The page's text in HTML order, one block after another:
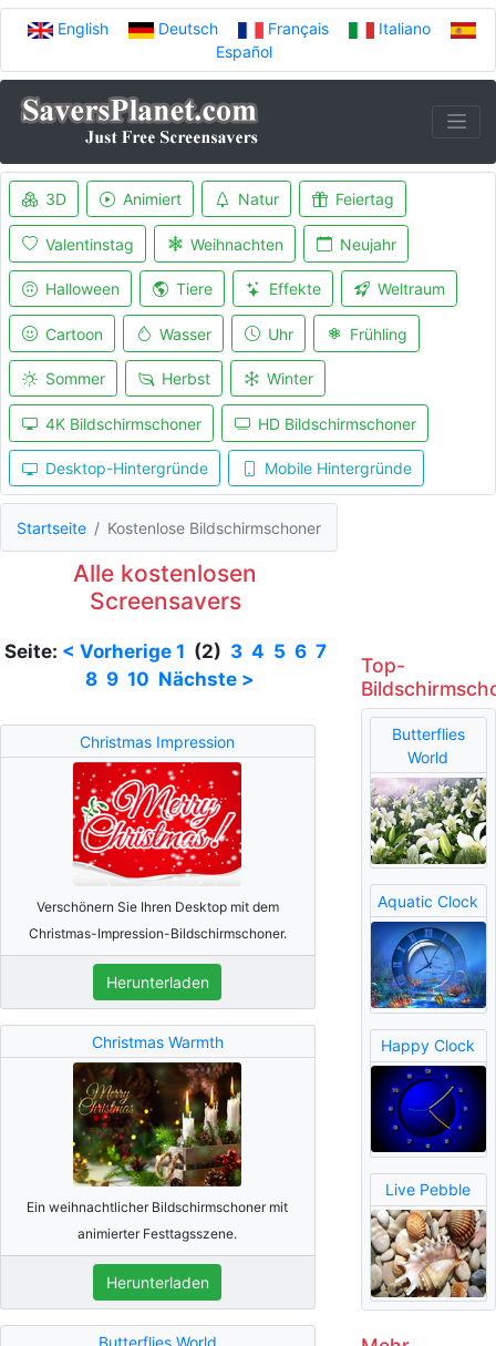
English Deutsch Français
Italiano
Español
3D Animiert Natur Feiertag
Valentinstag Weihnachten Neujahr
Halloween Tiere Effekte Weltraum
Cartoon Wasser Uhr Frühling
Sommer Herbst Winter
4K Bildschirmschoner HD Bildschirmschoner
Desktop-Hintergründe Mobile Hintergründe
Startseite Kostenlose Bildschirmschoner
Alle kostenlosen
Screensavers
Seite: < Vorherige 1 (2) 3 4 5 6 7
8 9 10 Nächste >
Christmas Impression
Verschönern Sie Ihren Desktop mit dem
Christmas-Impression-Bildschirmschoner.
Herunterladen
Christmas Warmth
Ein weihnachtlicher Bildschirmschoner mit
animierter Festtagsszene.
Herunterladen
Butterflies World
Top-
Butterflies
World
Aquatic Clock
Happy Clock
Live Pebble